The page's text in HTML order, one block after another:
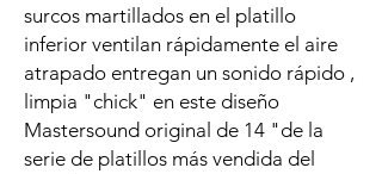
surcos martillados en el platillo
inferior ventilan rápidamente el aire
atrapado entregan un sonido rápido ,
limpia "chick" en este diseño
Mastersound original de 14 "de la
serie de platillos más vendida del